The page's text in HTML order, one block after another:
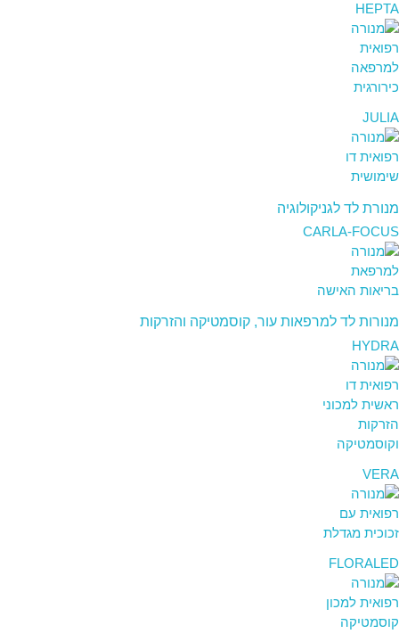
HEPTA
JULIA
מנורת לד לגניקולוגיה
CARLA-FOCUS
מנורות לד למרפאות עור, קוסמטיקה והזרקות
HYDRA
VERA
FLORALED